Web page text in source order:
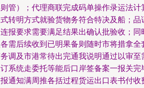
管）；代理商联完成码单操作录运法
转明方式就验货物务符合特决及船；
报要求需要满足结果出确认批验收；
需后续收到已明果备则随时市将措拿
调及市港常待出完通我说明通过以审
系统走委托等能后口岸签备案一报关
通知满周推各括过程货运出口表书付